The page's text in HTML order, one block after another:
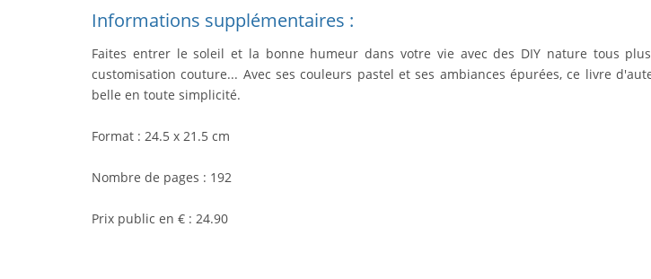
Informations supplémentaires :
Faites entrer le soleil et la bonne humeur dans votre vie avec des DIY nature tous
customisation couture... Avec ses couleurs pastel et ses ambiances épurées, ce livre
belle en toute simplicité.
Format : 24.5 x 21.5 cm
Nombre de pages : 192
Prix public en € : 24.90